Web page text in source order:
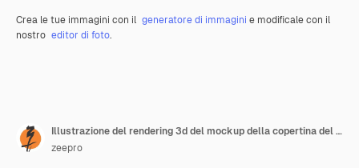
Crea le tue immagini con il generatore di immagini e modificale con il
nostro editor di foto.
Illustrazione del rendering 3d del mockup della copertina del libro
zeepro